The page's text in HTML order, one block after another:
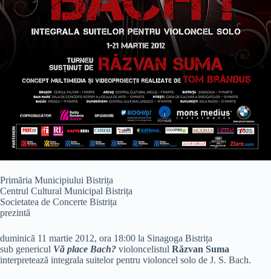
Primăria Municipiului Bistrița
Centrul Cultural Municipal Bistrița
Societatea de Concerte Bistrița
prezintă
duminică 11 martie 2012, ora 18:00 la Sinagoga Bistrița
sub genericul Vă place Bach? violoncelistul Răzvan Suma
interpretează integrala suitelor pentru violoncel solo de J. S. Bach.